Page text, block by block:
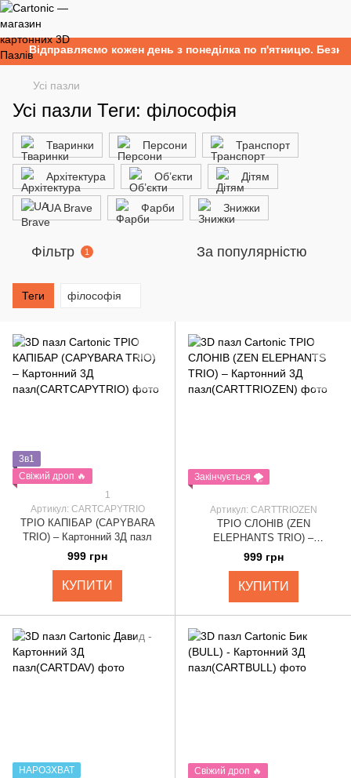
Відправляємо кожен день з понеділка по п'ятницю.
Усі пазли
Усі пазли Теги: філософія
Тваринки Персони Транспорт
Архітектура Об’єкти Дітям
UA Brave Фарби Знижки
Фільтр 1 За популярністю
Теги філософія
3в1
Свіжий дроп 🔥
1
Артикул: CARTCAPYTRIO
ТРІО КАПІБАР (CAPYBARA
TRIO) – Картонний 3Д пазл
999 грн
КУПИТИ
Закінчується 🌪️
Артикул: CARTTRIOZEN
ТРІО СЛОНІВ (ZEN
ELEPHANTS TRIO) –
Картонний 3Д пазл
999 грн
КУПИТИ
НАРОЗХВАТ Свіжий дроп 🔥